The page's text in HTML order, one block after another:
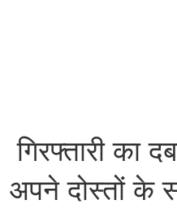
गिरफ्तारी का
अपने दोस्तों के